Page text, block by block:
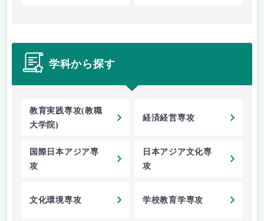
学科から探す
教育実践専攻(教職
大学院)
経済経営専攻
国際日本アジア専
攻
日本アジア文化専
攻
文化環境専攻 学校教育学専攻